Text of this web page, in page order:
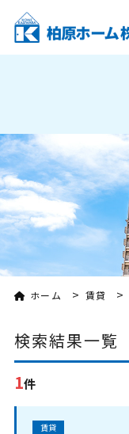
ホーム > 賃貸 >
検索結果一覧
1件
賃貸